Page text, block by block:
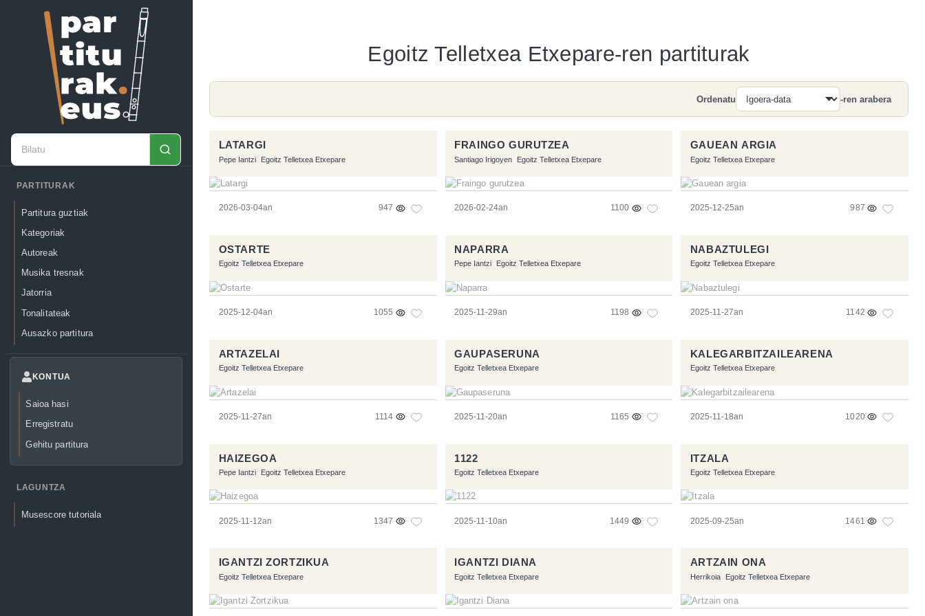
PARTITURAK
Partitura guztiak
Kategoriak
Autoreak
Musika tresnak
Jatorria
Tonalitateak
Ausazko partitura
KONTUA
Saioa hasi
Erregistratu
Gehitu partitura
LAGUNTZA
Musescore tutoriala
Egoitz Telletxea Etxepare-ren partiturak
Bilatu
Ordenatu -ren arabera
LATARGI
Pepe Iantzi Egoitz Telletxea Etxepare
2026-03-04an 947
FRAINGO GURUTZEA
Santiago Irigoyen Egoitz Telletxea Etxepare
2026-02-24an 1100
GAUEAN ARGIA
Egoitz Telletxea Etxepare
2025-12-25an 987
OSTARTE
Egoitz Telletxea Etxepare
2025-12-04an 1055
NAPARRA
Pepe Iantzi Egoitz Telletxea Etxepare
2025-11-29an 1198
NABAZTULEGI
Egoitz Telletxea Etxepare
2025-11-27an 1142
ARTAZELAI
Egoitz Telletxea Etxepare
2025-11-27an 1114
GAUPASERUNA
Egoitz Telletxea Etxepare
2025-11-20an 1165
KALEGARBITZAILEARENA
Egoitz Telletxea Etxepare
2025-11-18an 1020
HAIZEGOA
Pepe Iantzi Egoitz Telletxea Etxepare
2025-11-12an 1347
1122
Egoitz Telletxea Etxepare
2025-11-10an 1449
ITZALA
Egoitz Telletxea Etxepare
2025-09-25an 1461
IGANTZI ZORTZIKUA
Egoitz Telletxea Etxepare
IGANTZI DIANA
Egoitz Telletxea Etxepare
ARTZAIN ONA
Herrikoia Egoitz Telletxea Etxepare